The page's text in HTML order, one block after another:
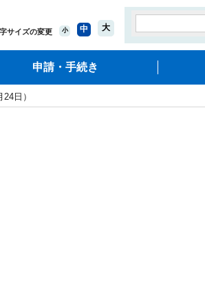
サイズの変更 小 中 大
申請・手続き
日）